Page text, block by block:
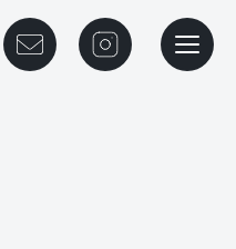
メニュ